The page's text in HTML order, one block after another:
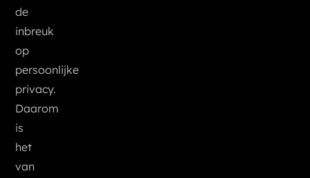
de
inbreuk
op
persoonlijke
privacy.
Daarom
is
het
van